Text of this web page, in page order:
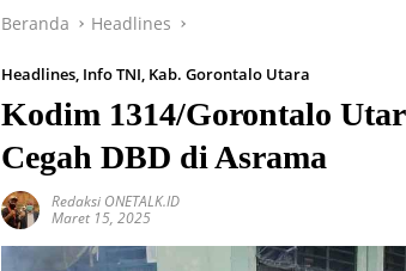
Beranda Headlines
Headlines, Info TNI, Kab. Gorontalo Utara
Kodim 1314/Gorontalo
Cegah DBD di Asrama
Redaksi ONETALK.ID
Maret 15, 2025